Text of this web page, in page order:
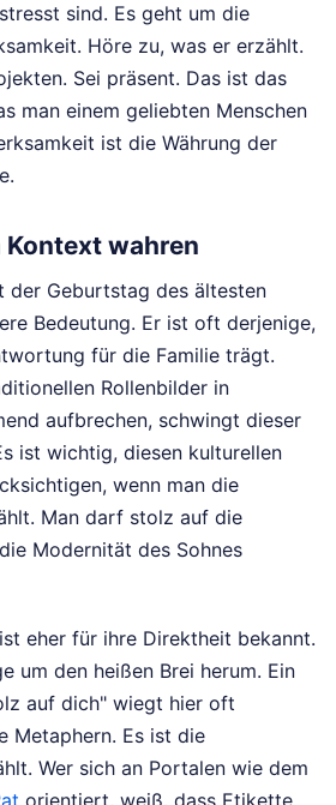
sind. Es geht um die
Höre zu, was er erzählt.
Sei präsent. Das ist das
man einem geliebten Menschen
ist die Währung der
wahren
der Geburtstag des ältesten
Bedeutung. Er ist oft derjenige,
für die Familie trägt.
Rollenbilder in
aufbrechen, schwingt dieser
ist wichtig, diesen kulturellen
wenn man die
Man darf stolz auf die
Modernität des Sohnes
eher für ihre Direktheit bekannt.
um den heißen Brei herum. Ein
auf dich" wiegt hier oft
Metaphern. Es ist die
Wer sich an Portalen wie dem
orientiert, weiß, dass Etikette